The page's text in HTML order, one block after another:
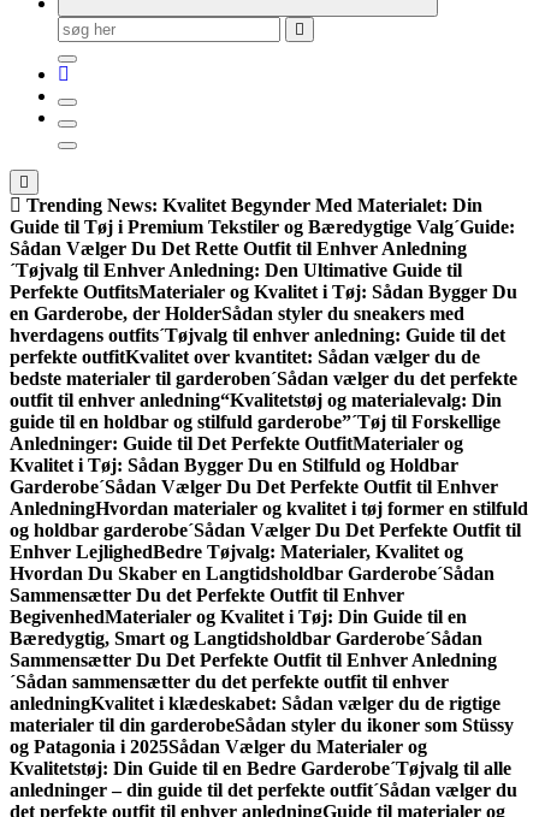
Søg
efter:
Trending News: Kvalitet Begynder Med Materialet: Din
Guide til Tøj i Premium Tekstiler og Bæredygtige Valg´Guide:
Sådan Vælger Du Det Rette Outfit til Enhver Anledning
´Tøjvalg til Enhver Anledning: Den Ultimative Guide til
Perfekte OutfitsMaterialer og Kvalitet i Tøj: Sådan Bygger Du
en Garderobe, der HolderSådan styler du sneakers med
hverdagens outfits´Tøjvalg til enhver anledning: Guide til det
perfekte outfitKvalitet over kvantitet: Sådan vælger du de
bedste materialer til garderoben´Sådan vælger du det perfekte
outfit til enhver anledning“Kvalitetstøj og materialevalg: Din
guide til en holdbar og stilfuld garderobe”´Tøj til Forskellige
Anledninger: Guide til Det Perfekte OutfitMaterialer og
Kvalitet i Tøj: Sådan Bygger Du en Stilfuld og Holdbar
Garderobe´Sådan Vælger Du Det Perfekte Outfit til Enhver
AnledningHvordan materialer og kvalitet i tøj former en stilfuld
og holdbar garderobe´Sådan Vælger Du Det Perfekte Outfit til
Enhver LejlighedBedre Tøjvalg: Materialer, Kvalitet og
Hvordan Du Skaber en Langtidsholdbar Garderobe´Sådan
Sammensætter Du det Perfekte Outfit til Enhver
BegivenhedMaterialer og Kvalitet i Tøj: Din Guide til en
Bæredygtig, Smart og Langtidsholdbar Garderobe´Sådan
Sammensætter Du Det Perfekte Outfit til Enhver Anledning
´Sådan sammensætter du det perfekte outfit til enhver
anledningKvalitet i klædeskabet: Sådan vælger du de rigtige
materialer til din garderobeSådan styler du ikoner som Stüssy
og Patagonia i 2025Sådan Vælger du Materialer og
Kvalitetstøj: Din Guide til en Bedre Garderobe´Tøjvalg til alle
anledninger – din guide til det perfekte outfit´Sådan vælger du
det perfekte outfit til enhver anledningGuide til materialer og